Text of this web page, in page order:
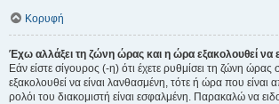
Κορυφή
Έχω αλλάξει τη ζώνη ώρας και η ώρα εξακολουθεί να
Εάν είστε σίγουρος (-η) ότι έχετε ρυθμίσει τη ζώνη
εξακολουθεί να είναι λανθασμένη, τότε ή ώρα που είναι
ρολόι του διακομιστή είναι εσφαλμένη. Παρακαλώ να